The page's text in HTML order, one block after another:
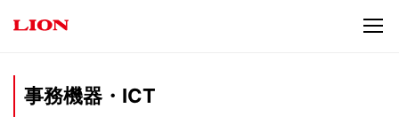
事務機器・ICT